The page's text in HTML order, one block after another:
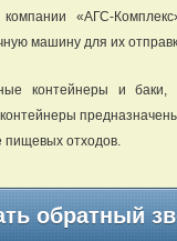
«АГС-
машину для их
контейнеры и
пищевых отходов.
обратный